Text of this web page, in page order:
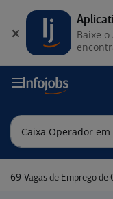
69 Vagas de Emprego de
Baixe